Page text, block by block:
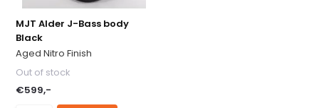
MJT Alder J-Bass body
Black
Aged Nitro Finish
Out of stock
€599,-